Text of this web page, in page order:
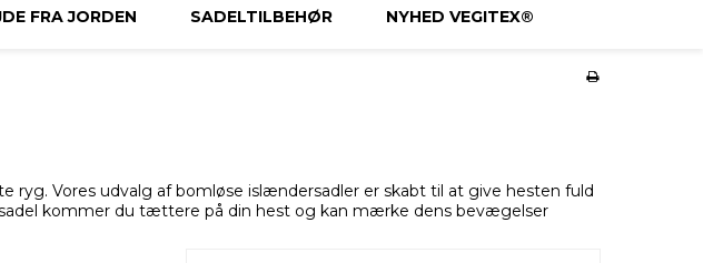
FRA JORDEN SADELTILBEHØR NYHED VEGITEX®
Vores udvalg af bomløse islændersadler er skabt til at give hesten fuld
kommer du tættere på din hest og kan mærke dens bevægelser